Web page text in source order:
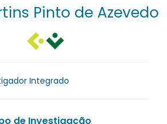
Pinto de Azevedo
Integrado
de Investigação